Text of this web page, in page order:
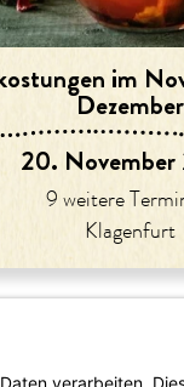
im
Dezember
20.
9 weitere
Klagenfurt